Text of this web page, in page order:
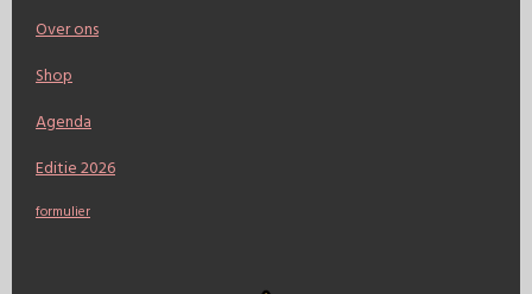
Over ons
Shop
Agenda
Editie 2026
formulier